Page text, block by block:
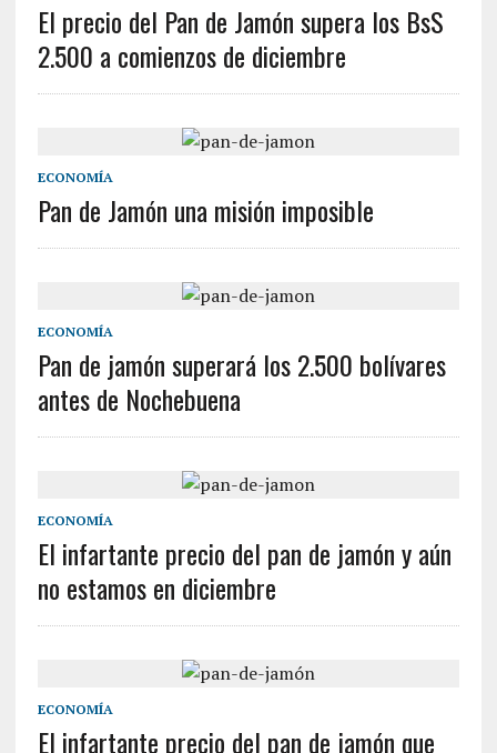
El precio del Pan de Jamón supera los BsS
2.500 a comienzos de diciembre
ECONOMÍA
Pan de Jamón una misión imposible
ECONOMÍA
Pan de jamón superará los 2.500 bolívares
antes de Nochebuena
ECONOMÍA
El infartante precio del pan de jamón y aún
no estamos en diciembre
ECONOMÍA
El infartante precio del pan de jamón que